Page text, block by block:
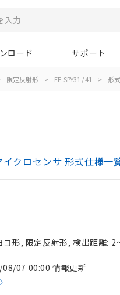
ロード サポート
限定反射形 > EE-SPY31 / 41 > 形
クロセンサ 形式仕様一
コ形, 限定反射形, 検出距離:
07 00:00 情報更新